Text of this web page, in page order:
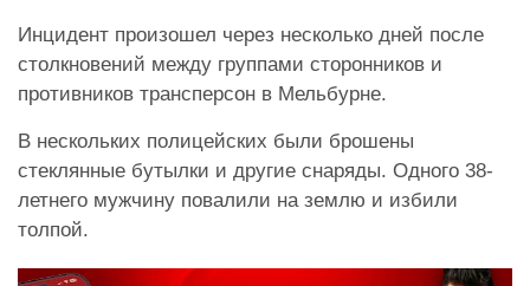
Инцидент произошел через несколько дней после
столкновений между группами сторонников и
противников трансперсон в Мельбурне.
В нескольких полицейских были брошены
стеклянные бутылки и другие снаряды. Одного 38-
летнего мужчину повалили на землю и избили
толпой.